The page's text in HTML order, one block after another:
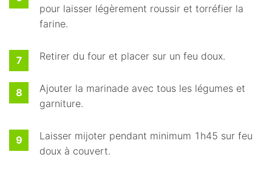
pour laisser légèrement roussir et torréfier la
farine.
Retirer du four et placer sur un feu doux.
Ajouter la marinade avec tous les légumes et
garniture.
Laisser mijoter pendant minimum 1h45 sur feu
doux à couvert.